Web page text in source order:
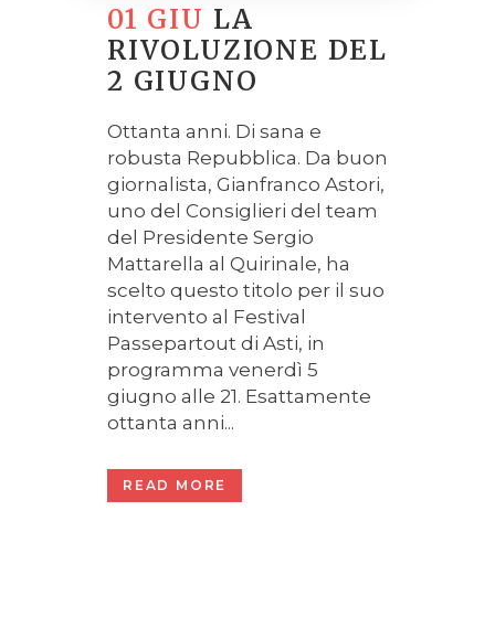
01 GIU LA
RIVOLUZIONE DEL
2 GIUGNO
Ottanta anni. Di sana e
robusta Repubblica. Da buon
giornalista, Gianfranco Astori,
uno del Consiglieri del team
del Presidente Sergio
Mattarella al Quirinale, ha
scelto questo titolo per il suo
intervento al Festival
Passepartout di Asti, in
programma venerdì 5
giugno alle 21. Esattamente
ottanta anni...
READ MORE